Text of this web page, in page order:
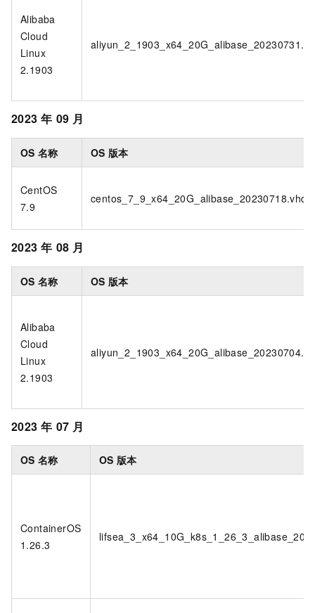
Alibaba
Cloud
Linux
2.1903
2023 年 09 月
OS 名称 OS 版本
CentOS
7.9
centos_7_9_x64_20G_alibase_20230718.vhd
2023 年 08 月
OS 名称 OS 版本
Alibaba
Cloud
Linux
2.1903
2023 年 07 月
OS 名称 OS 版本
ContainerOS
1.26.3